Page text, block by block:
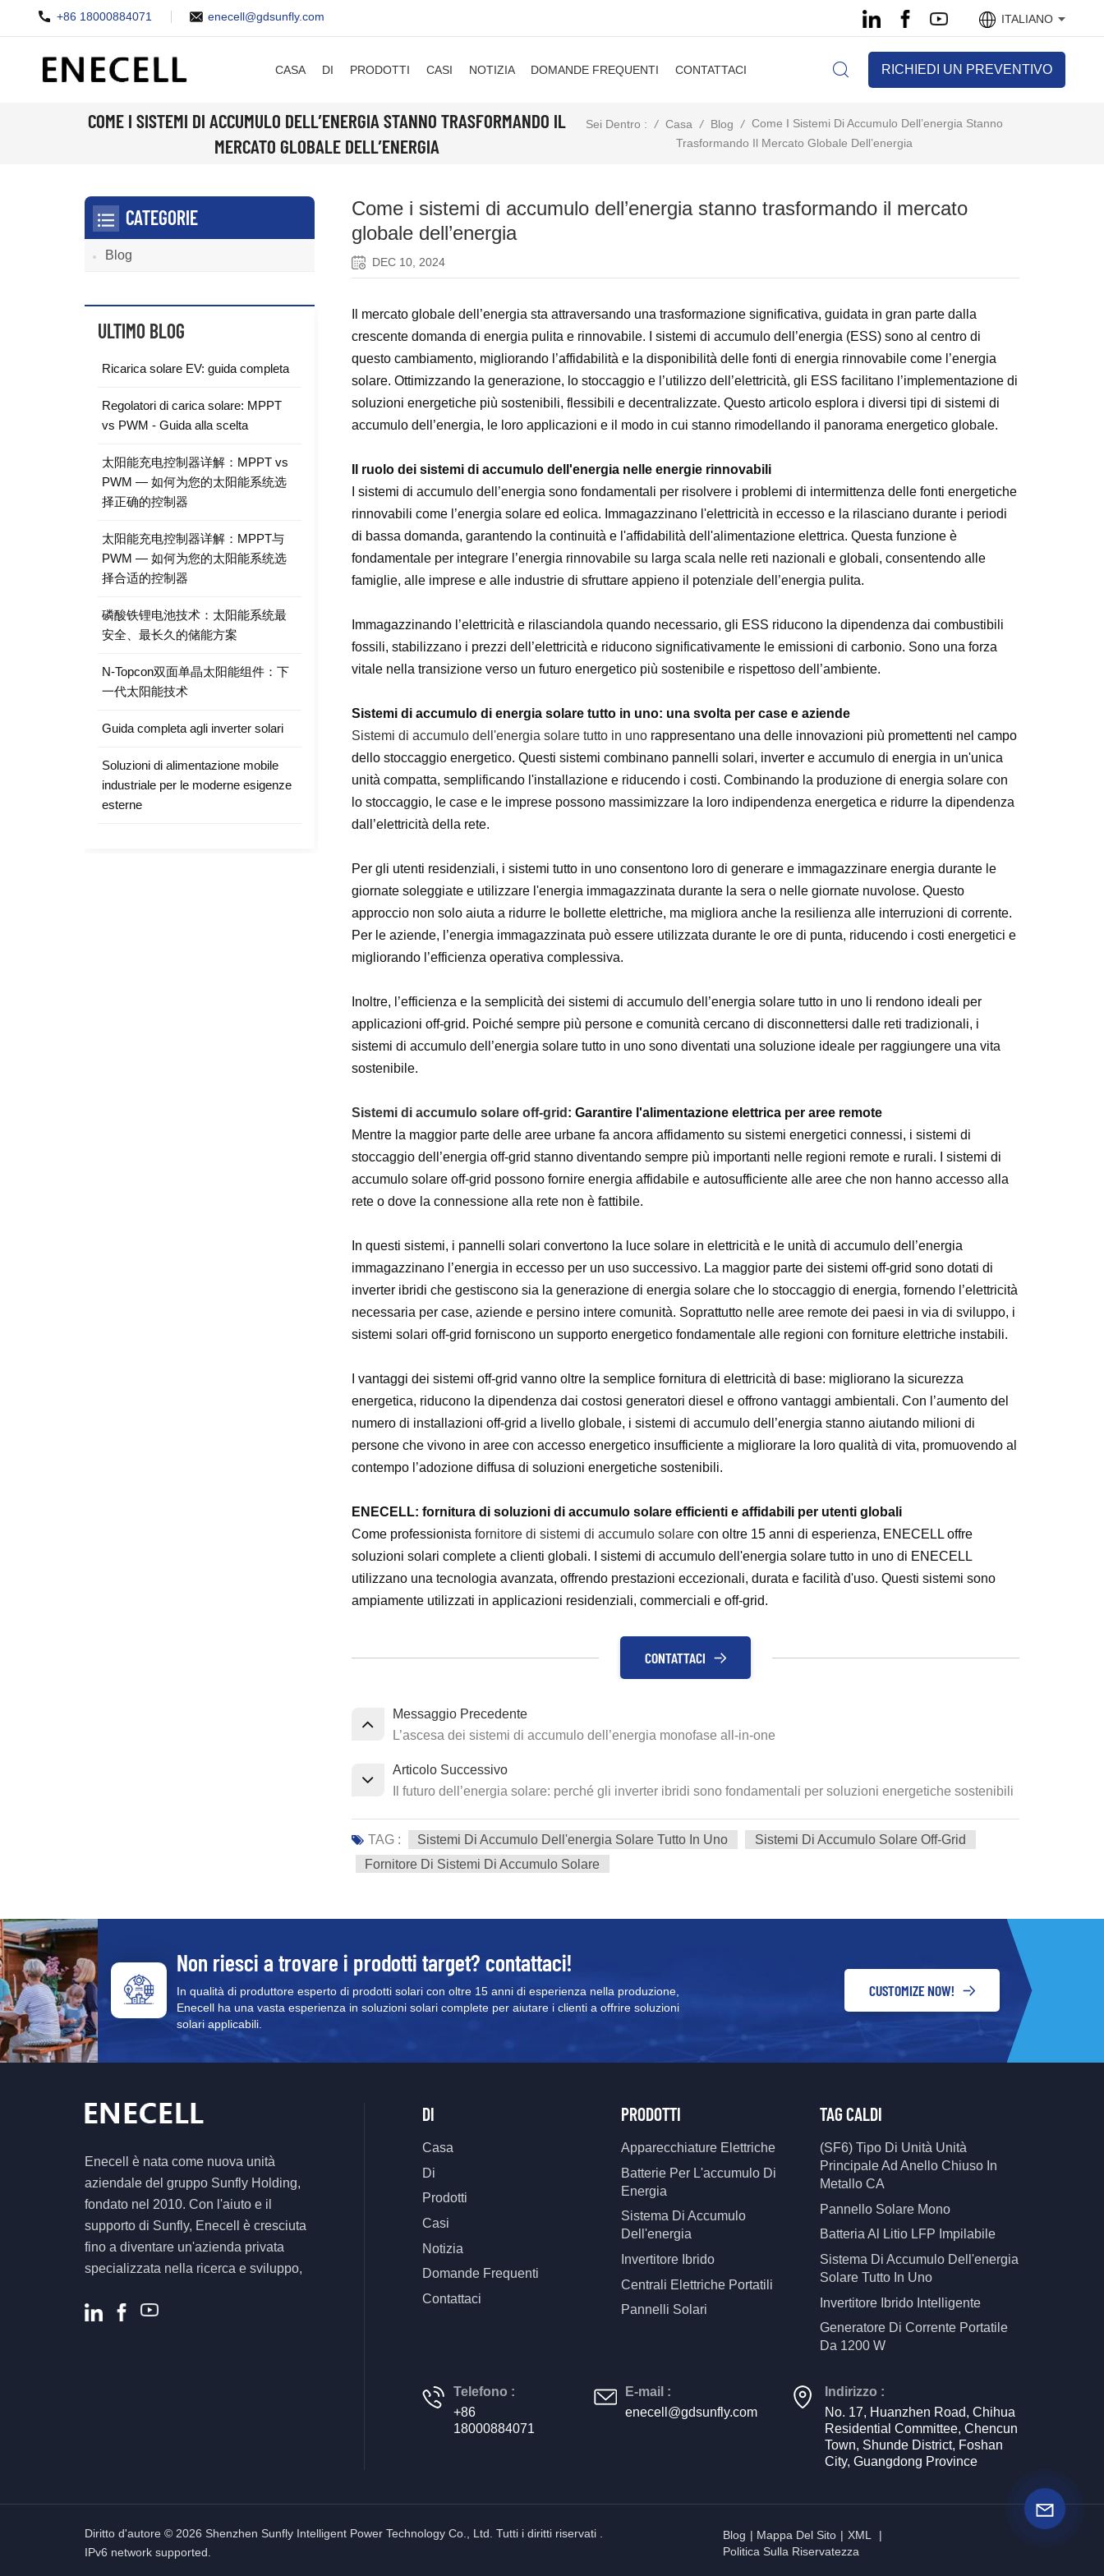
+86 18000884071 enecell@gdsunfly.com ITALIANO
CASA DI PRODOTTI CASI NOTIZIA DOMANDE FREQUENTI CONTATTACI RICHIEDI UN PREVENTIVO
COME I SISTEMI DI ACCUMULO DELL’ENERGIA STANNO TRASFORMANDO IL
MERCATO GLOBALE DELL’ENERGIA
Sei Dentro : / Casa / Blog / Come I Sistemi Di Accumulo Dell’energia Stanno
Trasformando Il Mercato Globale Dell’energia
Come i sistemi di accumulo dell’energia stanno trasformando il mercato
globale dell’energia
DEC 10, 2024
Il mercato globale dell’energia sta attraversando una trasformazione significativa, guidata in gran parte dalla
crescente domanda di energia pulita e rinnovabile. I sistemi di accumulo dell’energia (ESS) sono al centro di
questo cambiamento, migliorando l’affidabilità e la disponibilità delle fonti di energia rinnovabile come l’energia
solare. Ottimizzando la generazione, lo stoccaggio e l’utilizzo dell’elettricità, gli ESS facilitano l’implementazione di
soluzioni energetiche più sostenibili, flessibili e decentralizzate. Questo articolo esplora i diversi tipi di sistemi di
accumulo dell’energia, le loro applicazioni e il modo in cui stanno rimodellando il panorama energetico globale.
Il ruolo dei sistemi di accumulo dell'energia nelle energie rinnovabili
I sistemi di accumulo dell’energia sono fondamentali per risolvere i problemi di intermittenza delle fonti energetiche
rinnovabili come l’energia solare ed eolica. Immagazzinano l'elettricità in eccesso e la rilasciano durante i periodi
di bassa domanda, garantendo la continuità e l'affidabilità dell'alimentazione elettrica. Questa funzione è
fondamentale per integrare l’energia rinnovabile su larga scala nelle reti nazionali e globali, consentendo alle
famiglie, alle imprese e alle industrie di sfruttare appieno il potenziale dell’energia pulita.
Immagazzinando l’elettricità e rilasciandola quando necessario, gli ESS riducono la dipendenza dai combustibili
fossili, stabilizzano i prezzi dell’elettricità e riducono significativamente le emissioni di carbonio. Sono una forza
vitale nella transizione verso un futuro energetico più sostenibile e rispettoso dell’ambiente.
Sistemi di accumulo di energia solare tutto in uno: una svolta per case e aziende
Sistemi di accumulo dell'energia solare tutto in unorappresentano una delle innovazioni più promettenti nel campo
dello stoccaggio energetico. Questi sistemi combinano pannelli solari, inverter e accumulo di energia in un'unica
unità compatta, semplificando l'installazione e riducendo i costi. Combinando la produzione di energia solare con
lo stoccaggio, le case e le imprese possono massimizzare la loro indipendenza energetica e ridurre la dipendenza
dall’elettricità della rete.
Per gli utenti residenziali, i sistemi tutto in uno consentono loro di generare e immagazzinare energia durante le
giornate soleggiate e utilizzare l'energia immagazzinata durante la sera o nelle giornate nuvolose. Questo
approccio non solo aiuta a ridurre le bollette elettriche, ma migliora anche la resilienza alle interruzioni di corrente.
Per le aziende, l’energia immagazzinata può essere utilizzata durante le ore di punta, riducendo i costi energetici e
migliorando l’efficienza operativa complessiva.
Inoltre, l’efficienza e la semplicità dei sistemi di accumulo dell’energia solare tutto in uno li rendono ideali per
applicazioni off-grid. Poiché sempre più persone e comunità cercano di disconnettersi dalle reti tradizionali, i
sistemi di accumulo dell’energia solare tutto in uno sono diventati una soluzione ideale per raggiungere una vita
sostenibile.
Sistemi di accumulo solare off-grid : Garantire l'alimentazione elettrica per aree remote
Mentre la maggior parte delle aree urbane fa ancora affidamento su sistemi energetici connessi, i sistemi di
stoccaggio dell’energia off-grid stanno diventando sempre più importanti nelle regioni remote e rurali. I sistemi di
accumulo solare off-grid possono fornire energia affidabile e autosufficiente alle aree che non hanno accesso alla
rete o dove la connessione alla rete non è fattibile.
In questi sistemi, i pannelli solari convertono la luce solare in elettricità e le unità di accumulo dell’energia
immagazzinano l’energia in eccesso per un uso successivo. La maggior parte dei sistemi off-grid sono dotati di
inverter ibridi che gestiscono sia la generazione di energia solare che lo stoccaggio di energia, fornendo l’elettricità
necessaria per case, aziende e persino intere comunità. Soprattutto nelle aree remote dei paesi in via di sviluppo, i
sistemi solari off-grid forniscono un supporto energetico fondamentale alle regioni con forniture elettriche instabili.
I vantaggi dei sistemi off-grid vanno oltre la semplice fornitura di elettricità di base: migliorano la sicurezza
energetica, riducono la dipendenza dai costosi generatori diesel e offrono vantaggi ambientali. Con l’aumento del
numero di installazioni off-grid a livello globale, i sistemi di accumulo dell’energia stanno aiutando milioni di
persone che vivono in aree con accesso energetico insufficiente a migliorare la loro qualità di vita, promuovendo al
contempo l’adozione diffusa di soluzioni energetiche sostenibili.
ENECELL: fornitura di soluzioni di accumulo solare efficienti e affidabili per utenti globali
Come professionista fornitore di sistemi di accumulo solarecon oltre 15 anni di esperienza, ENECELL offre
soluzioni solari complete a clienti globali. I sistemi di accumulo dell'energia solare tutto in uno di ENECELL
utilizzano una tecnologia avanzata, offrendo prestazioni eccezionali, durata e facilità d'uso. Questi sistemi sono
ampiamente utilizzati in applicazioni residenziali, commerciali e off-grid.
CONTATTACI
Messaggio Precedente
L’ascesa dei sistemi di accumulo dell’energia monofase all-in-one
Articolo Successivo
Il futuro dell’energia solare: perché gli inverter ibridi sono fondamentali per soluzioni energetiche sostenibili
TAG : Sistemi Di Accumulo Dell'energia Solare Tutto In Uno
Sistemi Di Accumulo Solare Off-Grid
Fornitore Di Sistemi Di Accumulo Solare
CATEGORIE
Blog
ULTIMO BLOG
Ricarica solare EV: guida completa
Regolatori di carica solare: MPPT
vs PWM - Guida alla scelta
太阳能充电控制器详解：MPPT vs
PWM — 如何为您的太阳能系统选
择正确的控制器
太阳能充电控制器详解：MPPT与
PWM — 如何为您的太阳能系统选
择合适的控制器
磷酸铁锂电池技术：太阳能系统最
安全、最长久的储能方案
N-Topcon双面单晶太阳能组件：下
一代太阳能技术
Guida completa agli inverter solari
Soluzioni di alimentazione mobile
industriale per le moderne esigenze
esterne
Non riesci a trovare i prodotti target? contattaci!
In qualità di produttore esperto di prodotti solari con oltre 15 anni di esperienza nella produzione,
Enecell ha una vasta esperienza in soluzioni solari complete per aiutare i clienti a offrire soluzioni
solari applicabili.
CUSTOMIZE NOW!
Enecell è nata come nuova unità
aziendale del gruppo Sunfly Holding,
fondato nel 2010. Con l'aiuto e il
supporto di Sunfly, Enecell è cresciuta
fino a diventare un'azienda privata
specializzata nella ricerca e sviluppo,
prodotti e soluzioni per lo stoccaggio
DI
Casa
Di
Prodotti
Casi
Notizia
Domande Frequenti
Contattaci
PRODOTTI
Apparecchiature Elettriche
Batterie Per L'accumulo Di
Energia
Sistema Di Accumulo
Dell'energia
Invertitore Ibrido
Centrali Elettriche Portatili
Pannelli Solari
TAG CALDI
(SF6) Tipo Di Unità Unità
Principale Ad Anello Chiuso In
Metallo CA
Pannello Solare Mono
Batteria Al Litio LFP Impilabile
Sistema Di Accumulo Dell'energia
Solare Tutto In Uno
Invertitore Ibrido Intelligente
Generatore Di Corrente Portatile
Da 1200 W
Telefono :
+86
18000884071
E-mail :
enecell@gdsunfly.com
Indirizzo :
No. 17, Huanzhen Road, Chihua
Residential Committee, Chencun
Town, Shunde District, Foshan
City, Guangdong Province
Diritto d'autore © 2026 Shenzhen Sunfly Intelligent Power Technology Co., Ltd. Tutti i diritti riservati .
IPv6 network supported.
Blog | Mappa Del Sito | XML
|
Politica Sulla Riservatezza